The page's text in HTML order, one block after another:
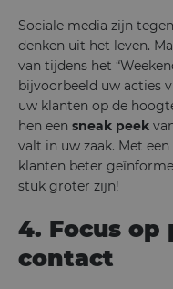
Sociale media zijn
denken uit het leven.
van tijdens het
bijvoorbeeld uw acties
uw klanten op de
hen een sneak peek
valt in uw zaak. Met
klanten beter
stuk groter zijn!
4. Focus op
contact